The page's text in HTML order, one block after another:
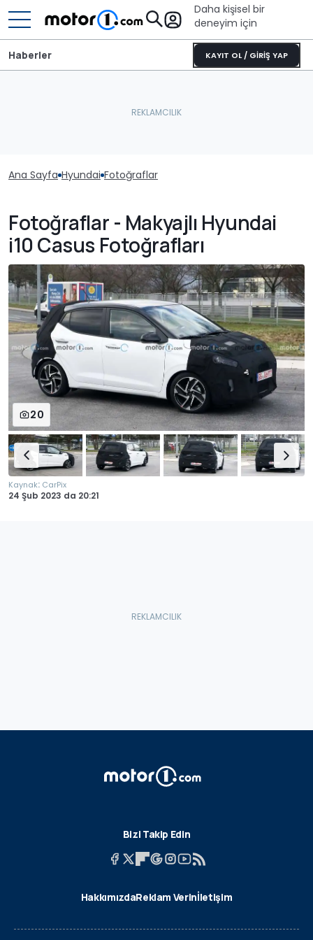
Daha kişisel bir
deneyim için
KAYIT OL / GİRİŞ YAP
Haberler
Ana Sayfa Hyundai Fotoğraflar
Fotoğraflar - Makyajlı Hyundai
i10 Casus Fotoğrafları
20
Kaynak: CarPix
24 Şub 2023 da 20:21
Bizi Takip Edin
HakkımızdaReklam Verinİletişim